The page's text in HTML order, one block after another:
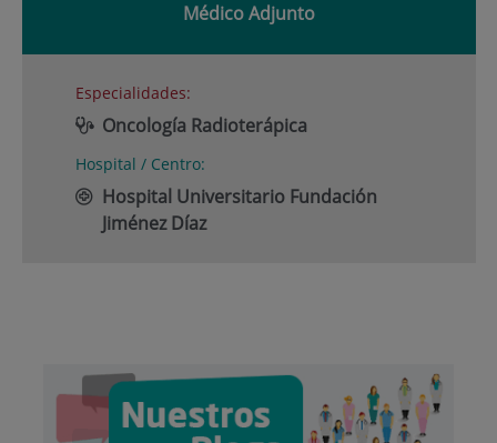
Médico Adjunto
Especialidades:
Oncología Radioterápica
Hospital / Centro:
Hospital Universitario Fundación
Jiménez Díaz